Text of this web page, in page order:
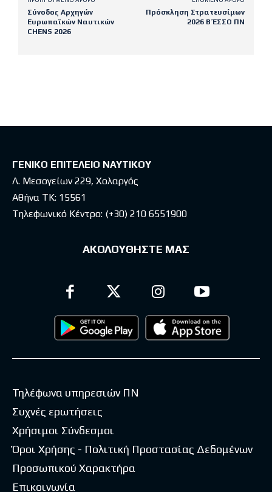
Σύνοδος Αρχηγών
Ευρωπαϊκών Ναυτικών
CHENS 2026
Πρόσκληση Στρατευσίμων
2026 Β΄ ΕΣΣΟ ΠΝ
ΓΕΝΙΚΟ ΕΠΙΤΕΛΕΙΟ ΝΑΥΤΙΚΟΥ
Λ. Μεσογείων 229, Χολαργός
Αθήνα ΤΚ: 15561
Τηλεφωνικό Κέντρο: (+30) 210 6551900
ΑΚΟΛΟΥΘΗΣΤΕ ΜΑΣ
Τηλέφωνα υπηρεσιών ΠΝ
Συχνές ερωτήσεις
Χρήσιμοι Σύνδεσμοι
Όροι Χρήσης - Πολιτική Προστασίας Δεδομένων
Προσωπικού Χαρακτήρα
Επικοινωνία